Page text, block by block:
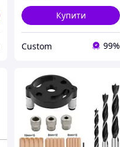
Купити
Custom 99%